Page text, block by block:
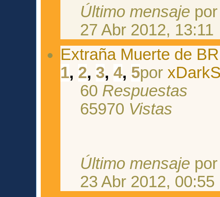
Último mensaje
27 Abr 2012, 13:11
Extraña Muerte de
1, 2, 3,4, 5por
60 Respuestas
65970 Vistas
Último mensaje
23 Abr 2012, 00:55